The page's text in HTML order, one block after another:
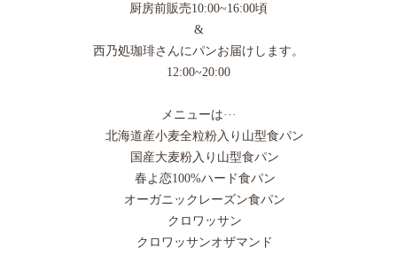
厨房前販売10:00~16:00頃
&
西乃処珈琲さんにパンお届けします。
12:00~20:00
メニューは···
北海道産小麦全粒粉入り山型食パン
国産大麦粉入り山型食パン
春よ恋100%ハード食パン
オーガニックレーズン食パン
クロワッサン
クロワッサンオザマンド